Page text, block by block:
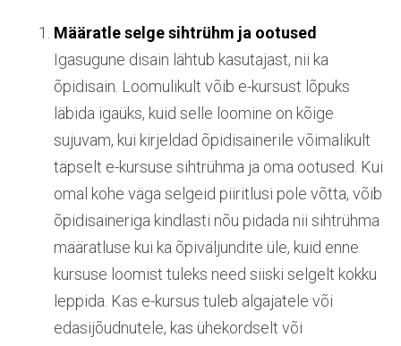
Määratle selge sihtrühm ja ootused
Igasugune disain lähtub kasutajast, nii ka
õpidisain. Loomulikult võib e-kursust lõpuks
läbida igaüks, kuid selle loomine on kõige
sujuvam, kui kirjeldad õpidisainerile võimalikult
täpselt e-kursuse sihtrühma ja oma ootused. Kui
omal kohe väga selgeid piiritlusi pole võtta, võib
õpidisaineriga kindlasti nõu pidada nii sihtrühma
määratluse kui ka õpiväljundite üle, kuid enne
kursuse loomist tuleks need siiski selgelt kokku
leppida. Kas e-kursus tuleb algajatele või
edasijõudnutele, kas ühekordselt või